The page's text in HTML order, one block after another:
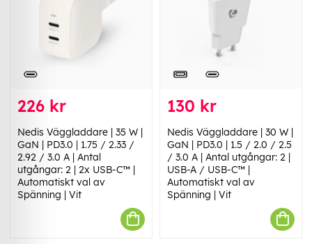
226 kr
Nedis Väggladdare | 35 W |
GaN | PD3.0 | 1.75 / 2.33 /
2.92 / 3.0 A | Antal
utgångar: 2 | 2x USB-C™ |
Automatiskt val av
Spänning | Vit
130 kr
Nedis Väggladdare | 30 W |
GaN | PD3.0 | 1.5 / 2.0 / 2.5
/ 3.0 A | Antal utgångar: 2 |
USB-A / USB-C™ |
Automatiskt val av
Spänning | Vit